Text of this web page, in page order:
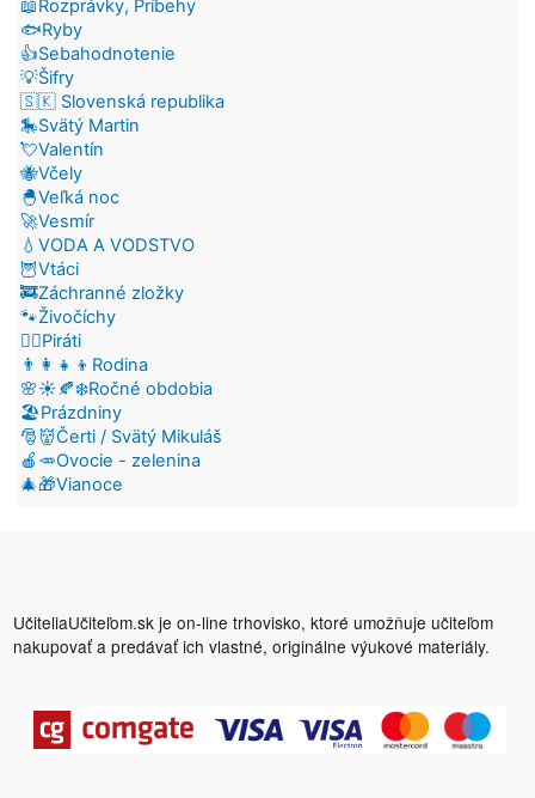
📖Rozprávky, Príbehy
🐟Ryby
👍Sebahodnotenie
💡Šifry
🇸🇰 Slovenská republika
🎠Svätý Martin
💘Valentín
🐝Včely
🐣Veľká noc
🚀Vesmír
💧VODA A VODSTVO
🦉Vtáci
🚒Záchranné zložky
🐾Živočíchy
🏴‍☠️Piráti
👨‍👩‍👧‍👦Rodina
🌸☀️🍂❄️Ročné obdobia
🏖️Prázdniny
🎅👹Čerti / Svätý Mikuláš
🍎🥕Ovocie - zelenina
🎄🎁Vianoce
UčiteliaUčiteľom.sk je on-line trhovisko, ktoré umožňuje učiteľom
nakupovať a predávať ich vlastné, originálne výukové materiály.